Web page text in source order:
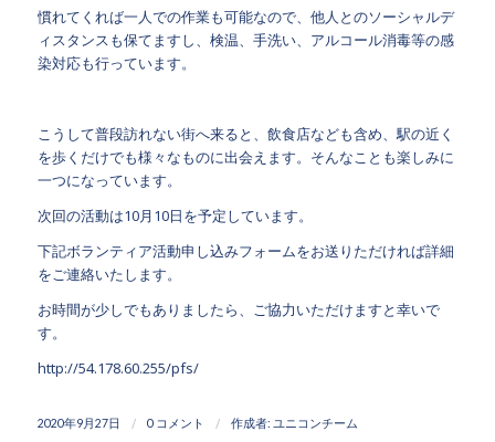
慣れてくれば一人での作業も可能なので、他人とのソーシャルデ
ィスタンスも保てますし、検温、手洗い、アルコール消毒等の感
染対応も行っています。
こうして普段訪れない街へ来ると、飲食店なども含め、駅の近く
を歩くだけでも様々なものに出会えます。そんなことも楽しみに
一つになっています。
次回の活動は10月10日を予定しています。
下記ボランティア活動申し込みフォームをお送りただければ詳細
をご連絡いたします。
お時間が少しでもありましたら、ご協力いただけますと幸いで
す。
http://54.178.60.255/pfs/
2020年9月27日 / 0 コメント / 作成者: ユニコンチーム